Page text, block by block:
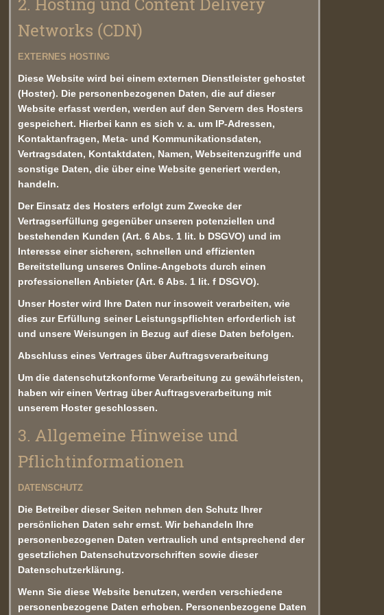
Networks (CDN)
EXTERNES HOSTING
Diese Website wird bei einem externen Dienstleister gehostet
(Hoster). Die personenbezogenen Daten, die auf dieser
Website erfasst werden, werden auf den Servern des Hosters
gespeichert. Hierbei kann es sich v. a. um IP-Adressen,
Kontaktanfragen, Meta- und Kommunikationsdaten,
Vertragsdaten, Kontaktdaten, Namen, Webseitenzugriffe und
sonstige Daten, die über eine Website generiert werden,
handeln.
Der Einsatz des Hosters erfolgt zum Zwecke der
Vertragserfüllung gegenüber unseren potenziellen und
bestehenden Kunden (Art. 6 Abs. 1 lit. b DSGVO) und im
Interesse einer sicheren, schnellen und effizienten
Bereitstellung unseres Online-Angebots durch einen
professionellen Anbieter (Art. 6 Abs. 1 lit. f DSGVO).
Unser Hoster wird Ihre Daten nur insoweit verarbeiten, wie
dies zur Erfüllung seiner Leistungspflichten erforderlich ist
und unsere Weisungen in Bezug auf diese Daten befolgen.
Abschluss eines Vertrages über Auftragsverarbeitung
Um die datenschutzkonforme Verarbeitung zu gewährleisten,
haben wir einen Vertrag über Auftragsverarbeitung mit
unserem Hoster geschlossen.
3. Allgemeine Hinweise und
Pflichtinformationen
DATENSCHUTZ
Die Betreiber dieser Seiten nehmen den Schutz Ihrer
persönlichen Daten sehr ernst. Wir behandeln Ihre
personenbezogenen Daten vertraulich und entsprechend der
gesetzlichen Datenschutzvorschriften sowie dieser
Datenschutzerklärung.
Wenn Sie diese Website benutzen, werden verschiedene
personenbezogene Daten erhoben. Personenbezogene Daten